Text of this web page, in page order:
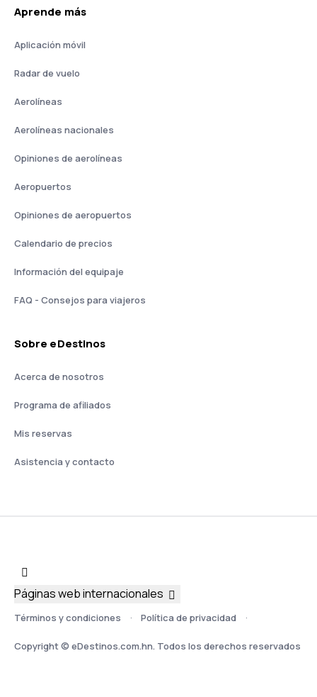
Aprende más
Aplicación móvil
Radar de vuelo
Aerolíneas
Aerolíneas nacionales
Opiniones de aerolíneas
Aeropuertos
Opiniones de aeropuertos
Calendario de precios
Información del equipaje
FAQ - Consejos para viajeros
Sobre eDestinos
Acerca de nosotros
Programa de afiliados
Mis reservas
Asistencia y contacto
Términos y condiciones Política de privacidad
Copyright © eDestinos.com.hn. Todos los derechos reservados
Páginas web internacionales